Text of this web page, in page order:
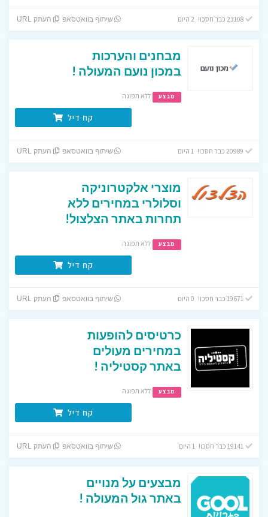
23108 כבר חסכו! 2 היום שיתוף בוואטסאפ העתק URL
מבחנים והערכות
במכון נועם המעולה !
מבצע ללא תפוגה
קח דיל
שיתוף בוואטסאפ העתק URL
מוצרי אלקטרוניקה
וסלולרי במחירים ללא
תחרות באתר הצלצול!
מבצע ללא תפוגה
קח דיל
שיתוף בוואטסאפ העתק URL
כרטיסים להופעות
במחירים מעולים
באתר קסטיליה !
מבצע ללא תפוגה
קח דיל
שיתוף בוואטסאפ העתק URL
מבצעים על מנויים
באתר גול המעולה !